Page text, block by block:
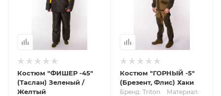
Костюм "ФИШЕР -45"
(Таслан) Зеленый /
Желтый
Костюм "ГОРНЫЙ -5"
(Брезент, Флис) Хаки
Бренд: Triton
Материал: